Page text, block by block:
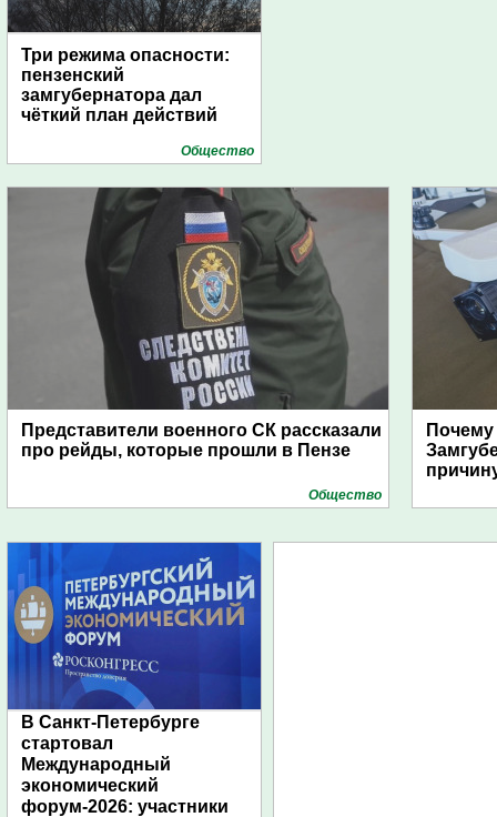
Три режима опасности:
пензенский
замгубернатора дал
чёткий план действий
Общество
Представители военного СК рассказали
про рейды, которые прошли в Пензе
Общество
В Санкт-Петербурге
стартовал
Международный
экономический
форум-2026: участники